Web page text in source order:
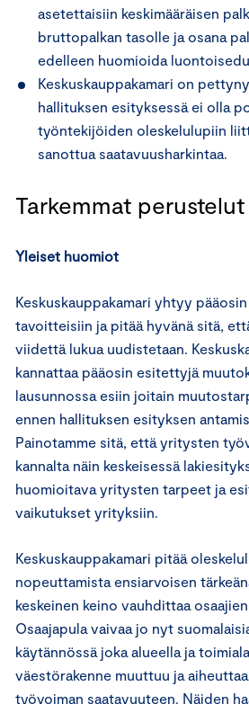
asetettaisiin keskimääräisen
bruttopalkan tasolle ja osana
edelleen huomioida
Keskuskauppakamari on
hallituksen esityksessä ei olla
työntekijöiden oleskelulupiin
sanottua saatavuusharkintaa.
Tarkemmat perustelut
Yleiset huomiot
Keskuskauppakamari yhtyy
tavoitteisiin ja pitää hyvänä sitä,
viidettä lukua uudistetaan.
kannattaa pääosin esitettyjä
lausunnossa esiin joitain
ennen hallituksen esityksen
Painotamme sitä, että yritysten
kannalta näin keskeisessä
huomioitava yritysten tarpeet ja
vaikutukset yrityksiin.
Keskuskauppakamari pitää
nopeuttamista ensiarvoisen
keskeinen keino vauhdittaa
Osaajapula vaivaa jo nyt
käytännössä joka alueella ja
väestörakenne muuttuu ja
työvoiman saatavuuteen. Näiden